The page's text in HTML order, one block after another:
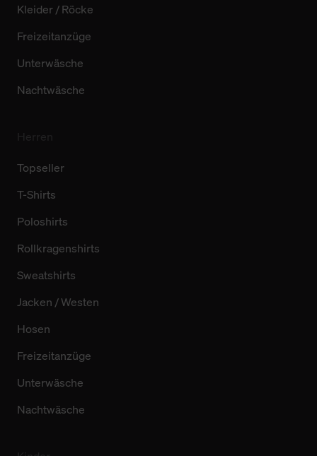
Kleider / Röcke
Freizeitanzüge
Unterwäsche
Nachtwäsche
Topseller
T-Shirts
Poloshirts
Rollkragenshirts
Sweatshirts
Jacken / Westen
Hosen
Freizeitanzüge
Unterwäsche
Nachtwäsche